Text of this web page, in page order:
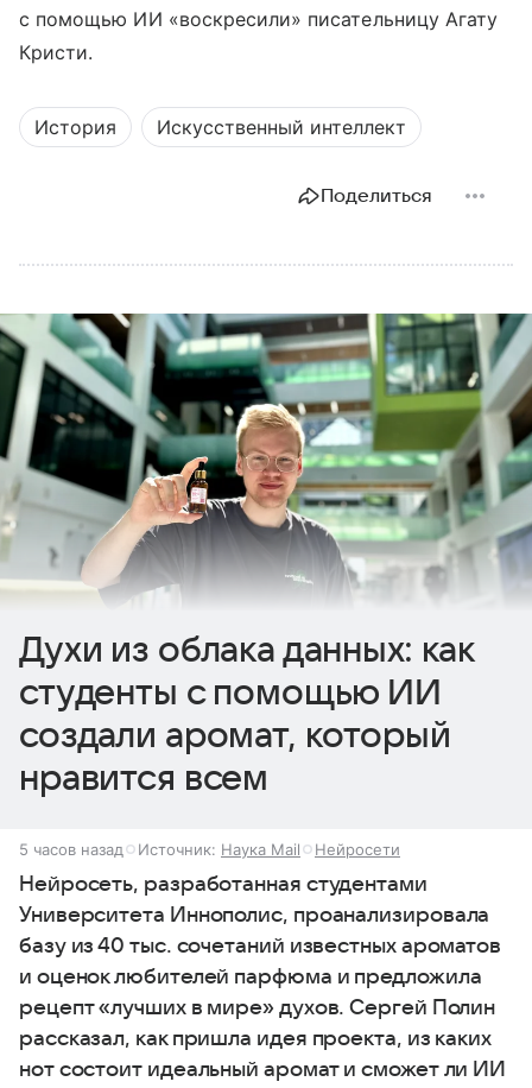
с помощью ИИ «воскресили» писательницу Агату
Кристи.
История Искусственный интеллект
Поделиться
Духи из облака данных: как
студенты с помощью ИИ
создали аромат, который
нравится всем
5 часов назад Источник: Наука Mail Нейросети
Нейросеть, разработанная студентами
Университета Иннополис, проанализировала
базу из 40 тыс. сочетаний известных ароматов
и оценок любителей парфюма и предложила
рецепт «лучших в мире» духов. Сергей Полин
рассказал, как пришла идея проекта, из каких
нот состоит идеальный аромат и сможет ли ИИ